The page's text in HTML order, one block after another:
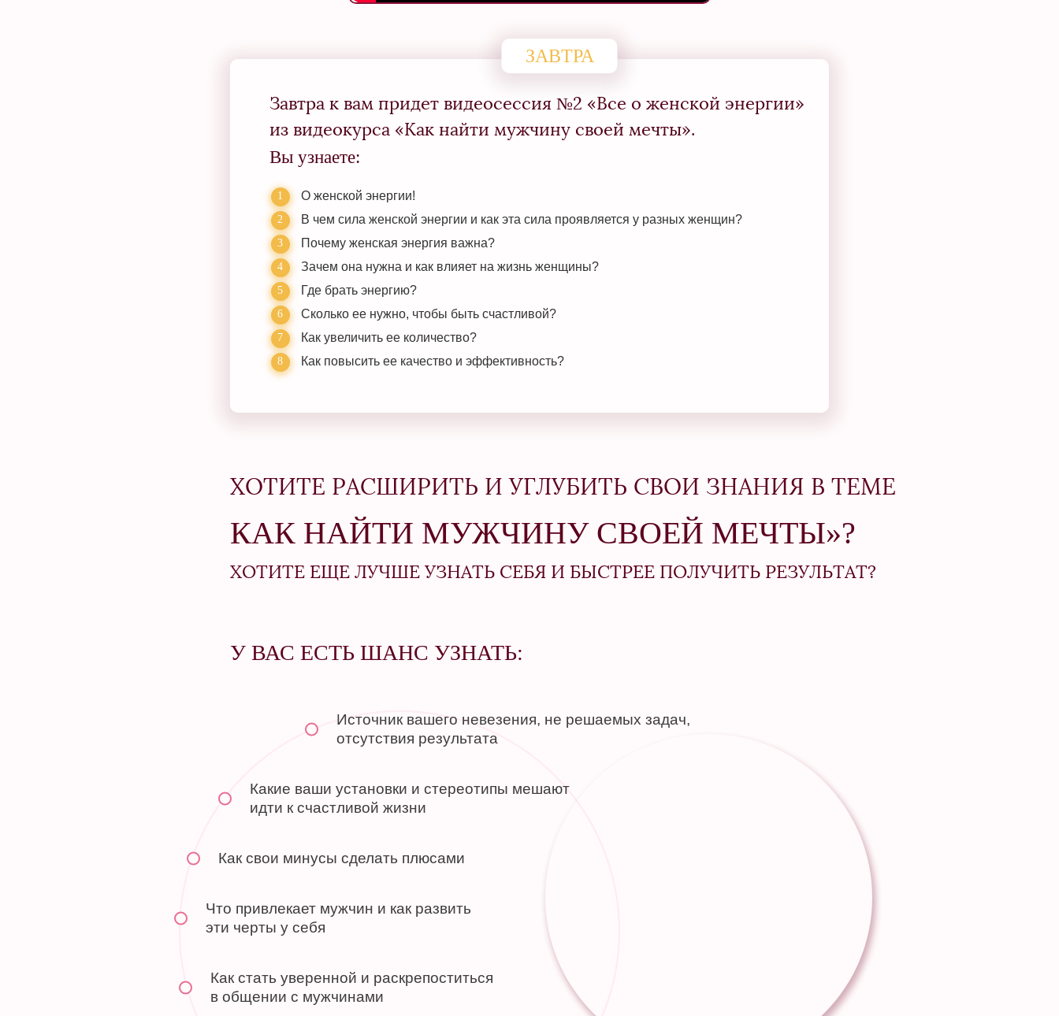
ЗАВТРА
Завтра к вам придет видеосессия №2 «Все о женской энергии»
из видеокурса «Как найти мужчину своей мечты».
Вы узнаете:
О женской энергии!
В чем сила женской энергии и как эта сила проявляется у разных женщин?
Почему женская энергия важна?
Зачем она нужна и как влияет на жизнь женщины?
Где брать энергию?
Сколько ее нужно, чтобы быть счастливой?
Как увеличить ее количество?
Как повысить ее качество и эффективность?
ХОТИТЕ РАСШИРИТЬ И УГЛУБИТЬ СВОИ ЗНАНИЯ В ТЕМЕ
КАК НАЙТИ МУЖЧИНУ СВОЕЙ МЕЧТЫ»?
ХОТИТЕ ЕЩЕ ЛУЧШЕ УЗНАТЬ СЕБЯ И БЫСТРЕЕ ПОЛУЧИТЬ РЕЗУЛЬТАТ?
У ВАС ЕСТЬ ШАНС УЗНАТЬ:
Источник вашего невезения, не решаемых задач,
отсутствия результата
Какие ваши установки и стереотипы мешают
идти к счастливой жизни
Как свои минусы сделать плюсами
Что привлекает мужчин и как развить
эти черты у себя
Как стать уверенной и раскрепоститься
в общении с мужчинами